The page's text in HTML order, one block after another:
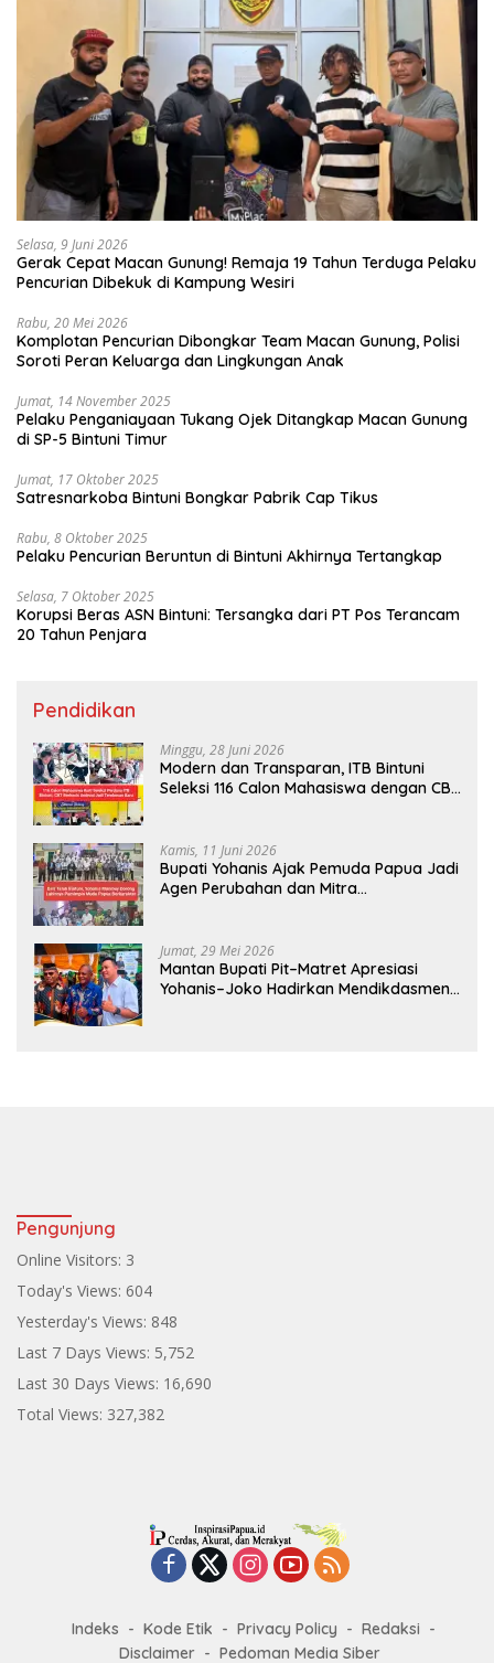
Selasa, 9 Juni 2026
Gerak Cepat Macan Gunung! Remaja 19 Tahun Terduga Pelaku
Pencurian Dibekuk di Kampung Wesiri
Rabu, 20 Mei 2026
Komplotan Pencurian Dibongkar Team Macan Gunung, Polisi
Soroti Peran Keluarga dan Lingkungan Anak
Jumat, 14 November 2025
Pelaku Penganiayaan Tukang Ojek Ditangkap Macan Gunung
di SP-5 Bintuni Timur
Jumat, 17 Oktober 2025
Satresnarkoba Bintuni Bongkar Pabrik Cap Tikus
Rabu, 8 Oktober 2025
Pelaku Pencurian Beruntun di Bintuni Akhirnya Tertangkap
Selasa, 7 Oktober 2025
Korupsi Beras ASN Bintuni: Tersangka dari PT Pos Terancam
20 Tahun Penjara
Pendidikan
Minggu, 28 Juni 2026
Modern dan Transparan, ITB Bintuni
Seleksi 116 Calon Mahasiswa dengan CBT
Kamis, 11 Juni 2026
Bupati Yohanis Ajak Pemuda Papua Jadi
Agen Perubahan dan Mitra
Jumat, 29 Mei 2026
Mantan Bupati Pit–Matret Apresiasi
Yohanis–Joko Hadirkan Mendikdasmen
Pengunjung
Online Visitors: 3
Today's Views: 604
Yesterday's Views: 848
Last 7 Days Views: 5,752
Last 30 Days Views: 16,690
Total Views: 327,382
Indeks Kode Etik Privacy Policy
Redaksi
Disclaimer
Pedoman Media Siber